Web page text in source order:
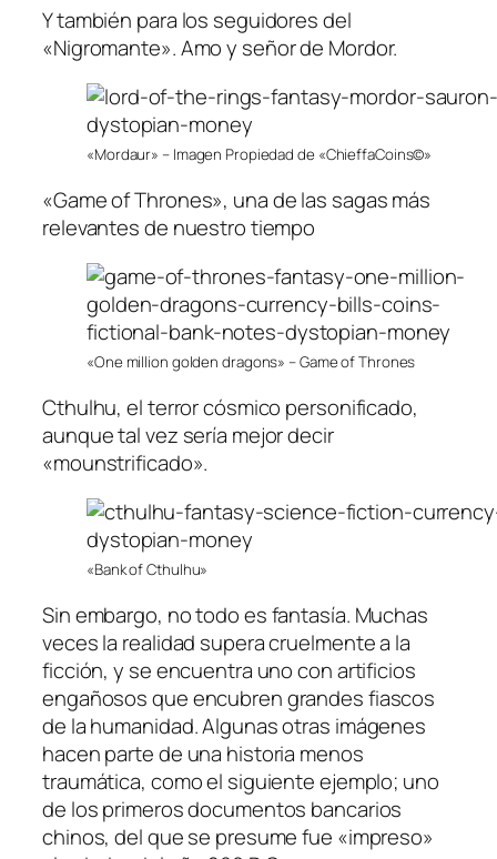
Y también para los seguidores del
«Nigromante». Amo y señor de Mordor.
«Mordaur» – Imagen Propiedad de «ChieffaCoins©»
«Game of Thrones», una de las sagas más
relevantes de nuestro tiempo
«One million golden dragons» – Game of Thrones
Cthulhu, el terror cósmico personificado,
aunque tal vez sería mejor decir
«mounstrificado».
«Bank of Cthulhu»
Sin embargo, no todo es fantasía. Muchas
veces la realidad supera cruelmente a la
ficción, y se encuentra uno con artificios
engañosos que encubren grandes fiascos
de la humanidad. Algunas otras imágenes
hacen parte de una historia menos
traumática, como el siguiente ejemplo; uno
de los primeros documentos bancarios
chinos, del que se presume fue «impreso»